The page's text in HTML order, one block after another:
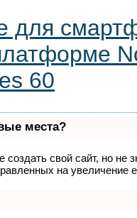
места?
свой сайт, но не
на увеличение